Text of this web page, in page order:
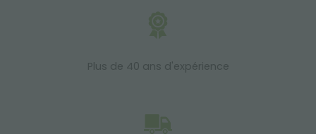
Plus de 40 ans d'expérience